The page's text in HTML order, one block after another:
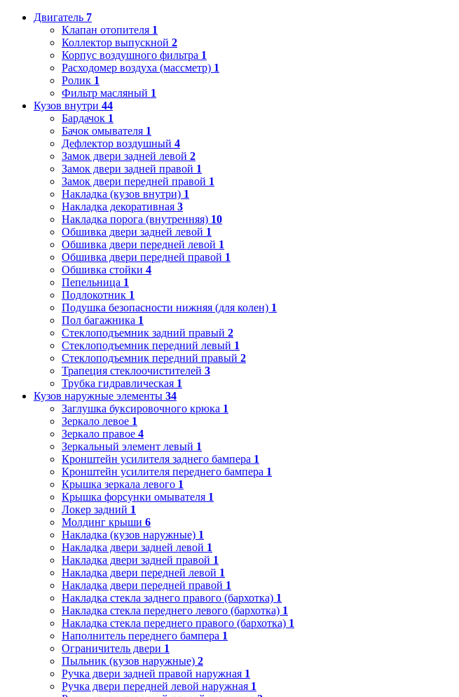
Двигатель 7
Клапан отопителя 1
Коллектор выпускной 2
Корпус воздушного фильтра 1
Расходомер воздуха (массметр) 1
Ролик 1
Фильтр масляный 1
Кузов внутри 44
Бардачок 1
Бачок омывателя 1
Дефлектор воздушный 4
Замок двери задней левой 2
Замок двери задней правой 1
Замок двери передней правой 1
Накладка (кузов внутри) 1
Накладка декоративная 3
Накладка порога (внутренняя) 10
Обшивка двери задней левой 1
Обшивка двери передней левой 1
Обшивка двери передней правой 1
Обшивка стойки 4
Пепельница 1
Подлокотник 1
Подушка безопасности нижняя (для колен) 1
Пол багажника 1
Стеклоподъемник задний правый 2
Стеклоподъемник передний левый 1
Стеклоподъемник передний правый 2
Трапеция стеклоочистителей 3
Трубка гидравлическая 1
Кузов наружные элементы 34
Заглушка буксировочного крюка 1
Зеркало левое 1
Зеркало правое 4
Зеркальный элемент левый 1
Кронштейн усилителя заднего бампера 1
Кронштейн усилителя переднего бампера 1
Крышка зеркала левого 1
Крышка форсунки омывателя 1
Локер задний 1
Молдинг крыши 6
Накладка (кузов наружные) 1
Накладка двери задней левой 1
Накладка двери задней правой 1
Накладка двери передней левой 1
Накладка двери передней правой 1
Накладка стекла заднего правого (бархотка) 1
Накладка стекла переднего левого (бархотка) 1
Накладка стекла переднего правого (бархотка) 1
Наполнитель переднего бампера 1
Ограничитель двери 1
Пыльник (кузов наружные) 2
Ручка двери задней правой наружная 1
Ручка двери передней левой наружная 1